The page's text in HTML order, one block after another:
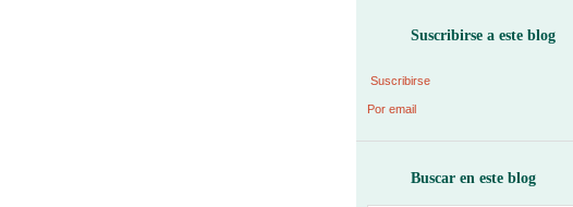
Suscribirse a este blog
Suscribirse
Por email
Buscar en este blog